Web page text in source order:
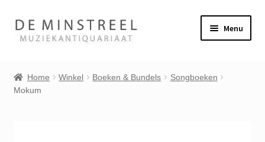
Ga
door
Ga
naar
Menu
Contact
Home Winkel Boeken & Bundels
Songboeken
Mokum